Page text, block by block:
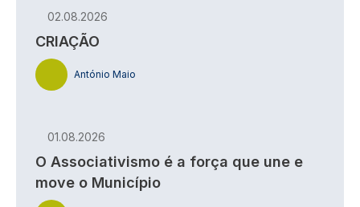
02.08.2026
CRIAÇÃO
António Maio
01.08.2026
O Associativismo é a força que une e
move o Município